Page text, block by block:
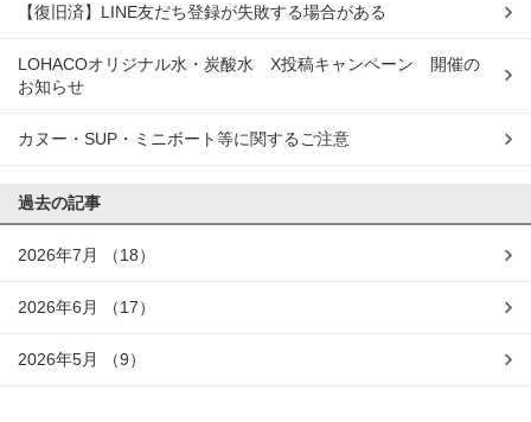
【復旧済】LINE友だち登録が失敗する場合がある
LOHACOオリジナル水・炭酸水 X投稿キャンペーン 開催の
お知らせ
カヌー・SUP・ミニボート等に関するご注意
過去の記事
2026年7月 （18）
2026年6月 （17）
2026年5月 （9）